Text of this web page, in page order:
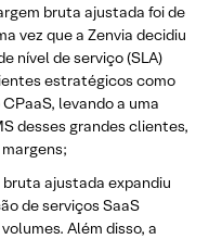
bruta ajustada foi de
vez que a Zenvia decidiu
nível de serviço (SLA)
estratégicos como
levando a uma
desses grandes clientes,
ajustada expandiu
de serviços SaaS
Além disso, a